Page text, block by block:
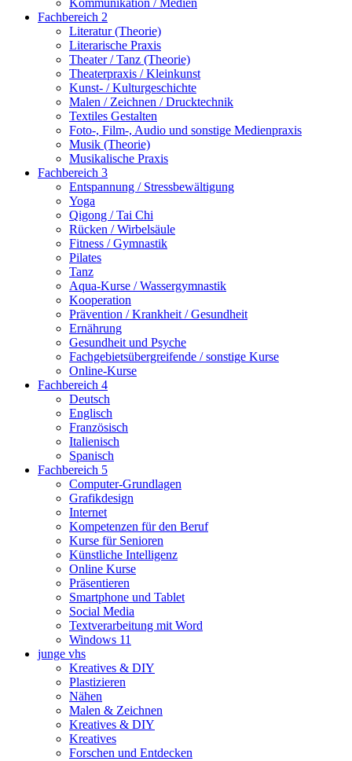
Kommunikation / Medien
Fachbereich 2
Literatur (Theorie)
Literarische Praxis
Theater / Tanz (Theorie)
Theaterpraxis / Kleinkunst
Kunst- / Kulturgeschichte
Malen / Zeichnen / Drucktechnik
Textiles Gestalten
Foto-, Film-, Audio und sonstige Medienpraxis
Musik (Theorie)
Musikalische Praxis
Fachbereich 3
Entspannung / Stressbewältigung
Yoga
Qigong / Tai Chi
Rücken / Wirbelsäule
Fitness / Gymnastik
Pilates
Tanz
Aqua-Kurse / Wassergymnastik
Kooperation
Prävention / Krankheit / Gesundheit
Ernährung
Gesundheit und Psyche
Fachgebietsübergreifende / sonstige Kurse
Online-Kurse
Fachbereich 4
Deutsch
Englisch
Französisch
Italienisch
Spanisch
Fachbereich 5
Computer-Grundlagen
Grafikdesign
Internet
Kompetenzen für den Beruf
Kurse für Senioren
Künstliche Intelligenz
Online Kurse
Präsentieren
Smartphone und Tablet
Social Media
Textverarbeitung mit Word
Windows 11
junge vhs
Kreatives & DIY
Plastizieren
Nähen
Malen & Zeichnen
Kreatives & DIY
Kreatives
Forschen und Entdecken